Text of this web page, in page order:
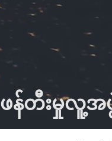
ဖန်တီးမှုလူ့အ